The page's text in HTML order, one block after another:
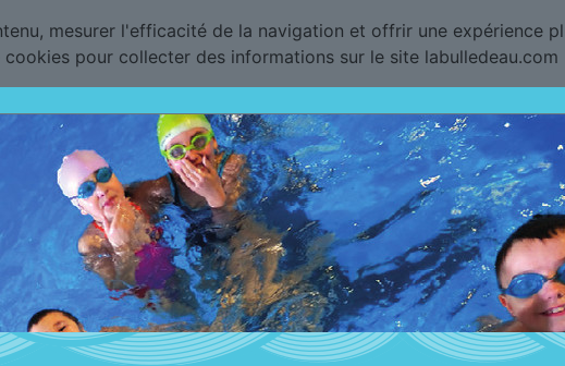
mesurer l'efficacité de la navigation et offrir une expérience
pour collecter des informations sur le site labulledeau.com